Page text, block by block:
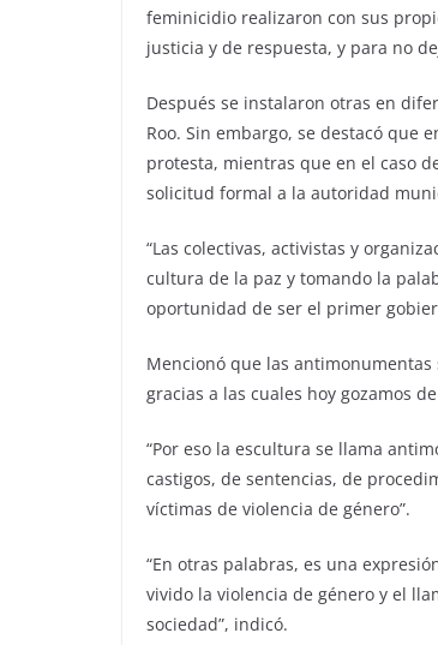
feminicidio realizaron con sus
justicia y de respuesta, y para no
Después se instalaron otras en
Roo. Sin embargo, se destacó que
protesta, mientras que en el caso
solicitud formal a la autoridad
“Las colectivas, activistas y
cultura de la paz y tomando la
oportunidad de ser el primer
Mencionó que las
gracias a las cuales hoy gozamos
“Por eso la escultura se llama
castigos, de sentencias, de
víctimas de violencia de género”.
“En otras palabras, es una
vivido la violencia de género y el
sociedad”, indicó.